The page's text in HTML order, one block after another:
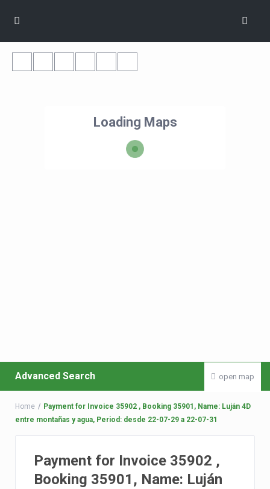
Loading Maps
open map
Advanced Search
Home
Payment for Invoice 35902 , Booking 35901, Name: Luján 4D
entre montañas y agua, Period: desde 22-07-29 a 22-07-31
Payment for Invoice 35902 ,
Booking 35901, Name: Luján